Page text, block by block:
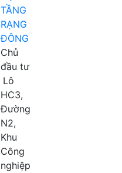
TẦNG
RẠNG
ĐÔNG
Chủ
đầu tư
Lô
HC3,
Đường
N2,
Khu
Công
nghiệp